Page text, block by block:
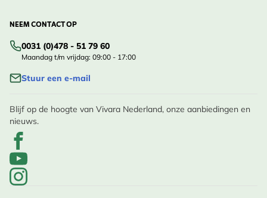
NEEM CONTACT OP
0031 (0)478 - 51 79 60
Maandag t/m vrijdag: 09:00 - 17:00
Stuur een e-mail
Blijf op de hoogte van Vivara Nederland, onze aanbiedingen en
nieuws.